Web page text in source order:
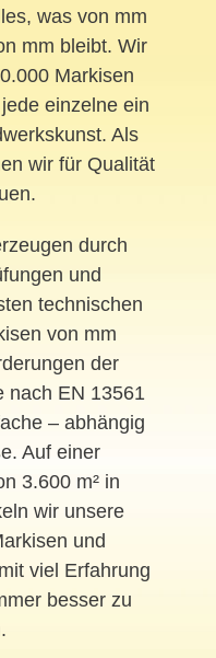
was von mm
mm bleibt. Wir
Markisen
einzelne ein
Als
wir für Qualität
durch
und
technischen
von mm
der
nach EN 13561
– abhängig
Auf einer
3.600 m² in
wir unsere
und
viel Erfahrung
besser zu